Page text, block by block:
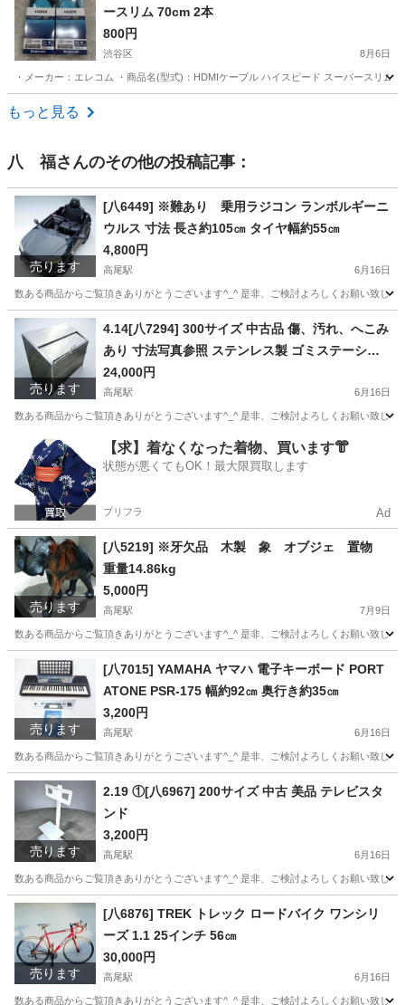
ースリム 70cm 2本
800円
渋谷区 8月6日
・メーカー：エレコム ・商品名(型式)：HDMIケーブル ハイスピード スーパースリ
東京 渋谷区
もっと見る
八 福さんのその他の投稿記事：
売ります
[八6449] ※難あり 乗用ラジコン ランボルギーニ
ウルス 寸法 長さ約105㎝ タイヤ幅約55㎝
4,800円
高尾駅 6月16日
数ある商品からご覧頂きありがとうございます^_^ 是非、ご検討よろしくお願い致
東京 八王子市 高尾駅 ラジコン ウルス
売ります
4.14[八7294] 300サイズ 中古品 傷、汚れ、へこみ
あり 寸法写真参照 ステンレス製 ゴミステーショ
ン
24,000円
高尾駅 6月16日
数ある商品からご覧頂きありがとうございます^_^ 是非、ご検討よろしくお願い致
東京 八王子市 高尾駅 その他 ステンレス製
【求】着なくなった着物、買います👘
状態が悪くてもOK！最大限買取します
プリフラ Ad
売ります
[八5219] ※牙欠品 木製 象 オブジェ 置物
重量14.86kg
5,000円
高尾駅 7月9日
数ある商品からご覧頂きありがとうございます^_^ 是非、ご検討よろしくお願い致
東京 八王子市 インテリア雑貨/小物 オブジェ
売ります
[八7015] YAMAHA ヤマハ 電子キーボード PORT
ATONE PSR-175 幅約92㎝ 奥行き約35㎝
3,200円
高尾駅 6月16日
数ある商品からご覧頂きありがとうございます^_^ 是非、ご検討よろしくお願い致
東京 八王子市 高尾駅 鍵盤楽器、ピアノ PSR
売ります
2.19 ①[八6967] 200サイズ 中古 美品 テレビスタ
ンド
3,200円
高尾駅 6月16日
数ある商品からご覧頂きありがとうございます^_^ 是非、ご検討よろしくお願い致
東京 八王子市 収納家具 スタンド
売ります
[八6876] TREK トレック ロードバイク ワンシリ
ーズ 1.1 25インチ 56㎝
30,000円
高尾駅 6月16日
数ある商品からご覧頂きありがとうございます^_^ 是非、ご検討よろしくお願い致